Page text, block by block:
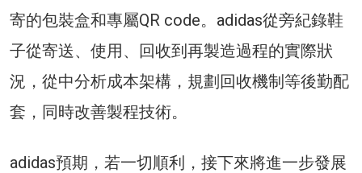
寄的包裝盒和專屬QR code。adidas從旁紀錄鞋
子從寄送、使用、回收到再製造過程的實際狀
況，從中分析成本架構，規劃回收機制等後勤配
套，同時改善製程技術。
adidas預期，若一切順利，接下來將進一步發展